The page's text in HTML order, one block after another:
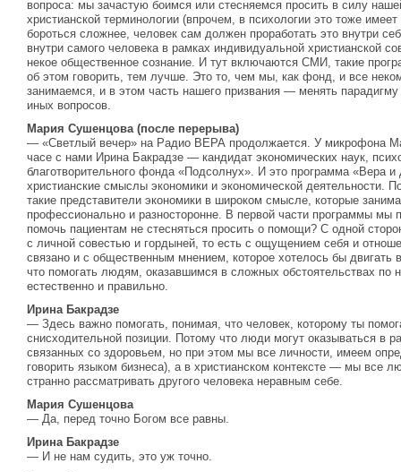
вопроса: мы зачастую боимся или стесняемся просить в силу
христианской терминологии (впрочем, в психологии это тоже
бороться сложнее, человек сам должен проработать это внутри
внутри самого человека в рамках индивидуальной христианской
некое общественное сознание. И тут включаются СМИ, такие
об этом говорить, тем лучше. Это то, чем мы, как фонд, и все
занимаемся, и в этом часть нашего призвания — менять
иных вопросов.
Мария Сушенцова (после перерыва)
— «Светлый вечер» на Радио ВЕРА продолжается. У микрофона
часе с нами Ирина Бакрадзе — кандидат экономических наук,
благотворительного фонда «Подсолнух». И это программа «Вера
христианские смыслы экономики и экономической деятельности.
такие представители экономики в широком смысле, которые
профессионально и разносторонне. В первой части программы мы
помочь пациентам не стесняться просить о помощи? С одной
с личной совестью и гордыней, то есть с ощущением себя и
связано и с общественным мнением, которое хотелось бы двигать
что помогать людям, оказавшимся в сложных обстоятельствах
естественно и правильно.
Ирина Бакрадзе
— Здесь важно помогать, понимая, что человек, которому ты
снисходительной позиции. Потому что люди могут оказываться в
связанных со здоровьем, но при этом мы все личности, имеем
говорить языком бизнеса), а в христианском контексте — мы все
странно рассматривать другого человека неравным себе.
Мария Сушенцова
— Да, перед точно Богом все равны.
Ирина Бакрадзе
— И не нам судить, это уж точно.